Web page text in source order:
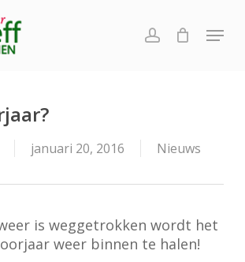
account
Menu
januari 20, 2016 Nieuws
is weggetrokken wordt het
weer binnen te halen!